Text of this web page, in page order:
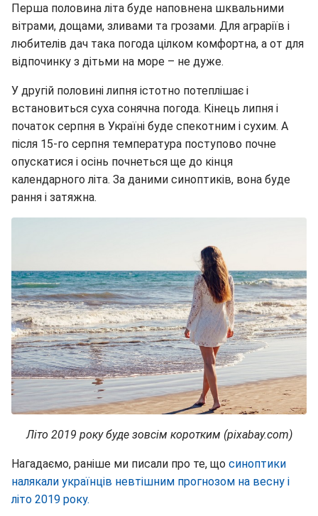
Перша половина літа буде наповнена шквальними
вітрами, дощами, зливами та грозами. Для аграріїв і
любителів дач така погода цілком комфортна, а от для
відпочинку з дітьми на море – не дуже.
У другій половині липня істотно потеплішає і
встановиться суха сонячна погода. Кінець липня і
початок серпня в Україні буде спекотним і сухим. А
після 15-го серпня температура поступово почне
опускатися і осінь почнеться ще до кінця
календарного літа. За даними синоптиків, вона буде
рання і затяжна.
Літо 2019 року буде зовсім коротким (pixabay.com)
Нагадаємо, раніше ми писали про те, що синоптики
налякали українців невтішним прогнозом на весну і
літо 2019 року.